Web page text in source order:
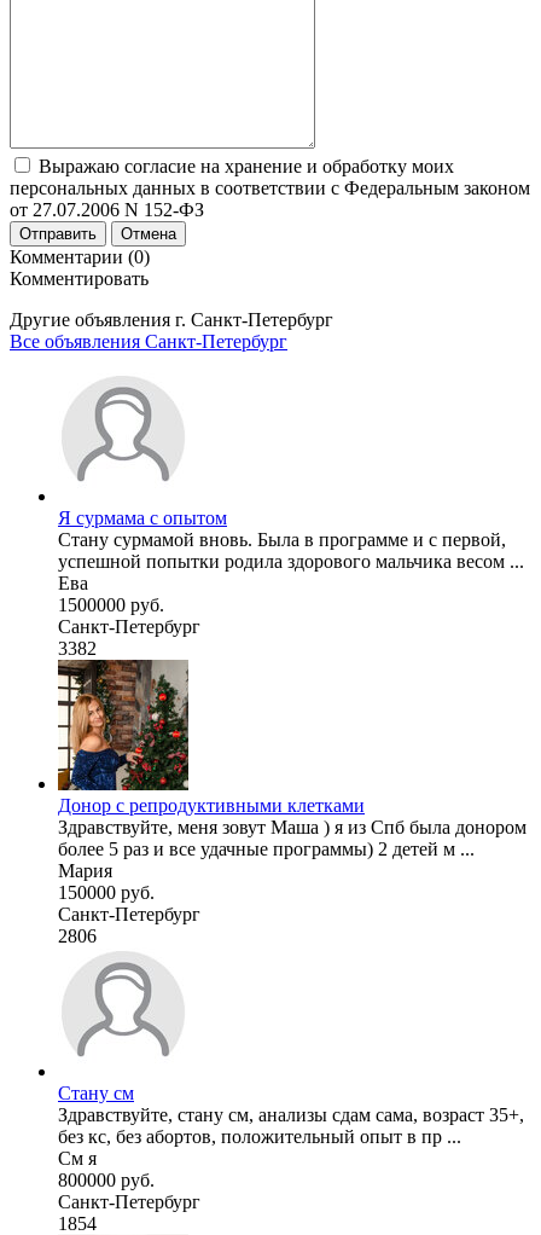
Выражаю согласие на хранение и обработку моих
персональных данных в соответствии с Федеральным законом
от 27.07.2006 N 152-ФЗ
Отправить Отмена
Комментарии (0)
Комментировать
Другие объявления г. Санкт-Петербург
Все объявления Санкт-Петербург
Я сурмама с опытом
Стану сурмамой вновь. Была в программе и с первой,
успешной попытки родила здорового мальчика весом ...
Ева
1500000 руб.
Санкт-Петербург
3382
Донор с репродуктивными клетками
Здравствуйте, меня зовут Маша ) я из Спб была донором
более 5 раз и все удачные программы) 2 детей м ...
Мария
150000 руб.
Санкт-Петербург
2806
Стану см
Здравствуйте, стану см, анализы сдам сама, возраст 35+,
без кс, без абортов, положительный опыт в пр ...
См я
800000 руб.
Санкт-Петербург
1854